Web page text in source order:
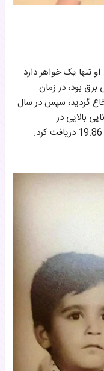
تنها یک خواهر دارد
بود، در زمان
گردید، سپس در سال
بالایی در